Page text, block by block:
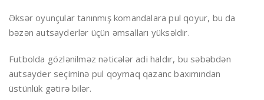
Əksər oyunçular tanınmış komandalara pul qoyur, bu da
bəzən autsayderlər üçün əmsalları yüksəldir.
Futbolda gözlənilməz nəticələr adi haldır, bu səbəbdən
autsayder seçiminə pul qoymaq qazanc baxımından
üstünlük gətirə bilər.